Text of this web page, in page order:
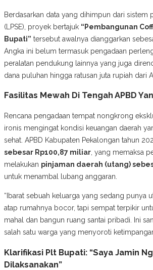
Berdasarkan data yang dihimpun dari sistem
(LPSE), proyek bertajuk “Pembangunan
Bupati” tersebut awalnya dianggarkan
Angka ini belum termasuk pengadaan
peralatan pendukung lainnya yang juga
dana puluhan hingga ratusan juta rupiah dari
Fasilitas Mewah Di Tengah APBD
Rencana pengadaan tempat nongkrong
ironis mengingat kondisi keuangan daerah
sehat. APBD Kabupaten Pekalongan tahun
sebesar Rp100,87 miliar, yang memaksa
melakukan pinjaman daerah (utang)
untuk menambal lubang anggaran.
“Ibarat sebuah keluarga yang sedang punya
atap rumahnya bocor, tapi sempat terpikir
mahal dan bangun ruang santai pribadi. Ini
salah satu warga yang menyoroti
Klarifikasi Plt Bupati: “Saya Jamin
Dilaksanakan”